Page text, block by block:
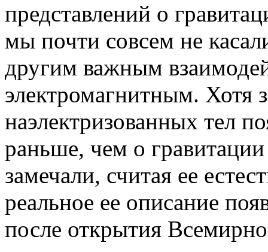
представлений о
мы почти совсем не
другим важным
электромагнитным. Хотя
наэлектризованных тел
раньше, чем о
замечали, считая ее
реальное ее описание
после открытия